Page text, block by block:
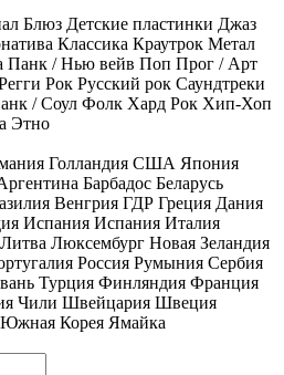
Блюз Детские пластинки Джаз
Классика Краутрок Метал
Панк / Нью вейв Поп Прог / Арт
Рок Русский рок Саундтреки
/ Соул Фолк Хард Рок Хип-Хоп
Этно
Голландия США Япония
Барбадос Беларусь
Венгрия ГДР Греция Дания
Испания Испания Италия
Литва Люксембург Новая Зеландия
Россия Румыния Сербия
Турция Финляндия Франция
Чили Швейцария Швеция
Южная Корея Ямайка